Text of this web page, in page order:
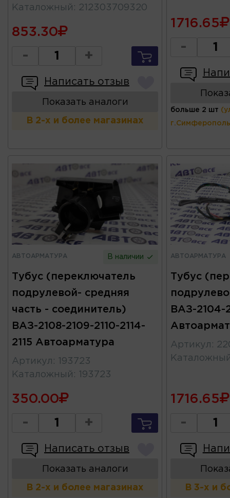
Каталожный : 212303709320
853.30
- +
Написать отзыв
Показать аналоги
В 2-х и более магазинах
1716.65
-
больше 2 шт
АВТОАРМАТУРА В наличии
Тубус (переключатель
подрулевой- средняя
часть - соединитель)
ВАЗ-2108-2109-2110-2114-
2115 Автоарматура
Артикул :
193723
Каталожный : 193723
350.00
- +
Написать отзыв
Показать аналоги
В 2-х и более магазинах
АВТОАРМАТУРА
Тубус
ВАЗ-2104-
Артикул :
1716.65
-
В 3-х и